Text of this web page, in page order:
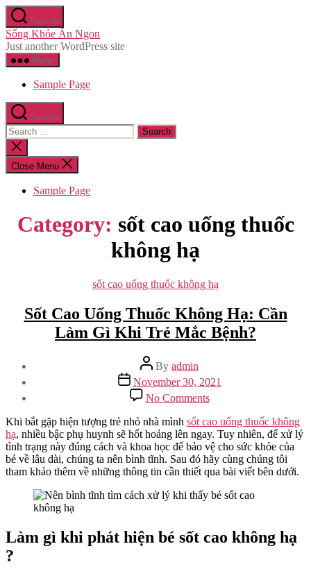
Skip
to
the
content
Search
Sống Khỏe Ăn Ngon
Just another WordPress site
Menu
Sample Page
Search
Search
for:
Close
search
Close Menu
Sample Page
Category: sốt cao uống thuốc
không hạ
Categories
sốt cao uống thuốc không hạ
Sốt Cao Uống Thuốc Không Hạ: Cần
Làm Gì Khi Trẻ Mắc Bệnh?
Post
author
By admin
Post
date
November 30, 2021
No Commentson
Sốt
Cao
Uống
Thuốc
Không
Hạ:
Cần
Làm
Mắc
Khi bắt gặp hiện tượng trẻ nhỏ nhà mình sốt cao uống thuốc không
hạ, nhiều bậc phụ huynh sẽ hốt hoảng lên ngay. Tuy nhiên, để xử lý
tình trạng này đúng cách và khoa học để bảo vệ cho sức khỏe của
bé về lâu dài, chúng ta nên bình tĩnh. Sau đó hãy cùng chúng tôi
tham khảo thêm về những thông tin cần thiết qua bài viết bên dưới.
Làm gì khi phát hiện bé sốt cao không hạ
?